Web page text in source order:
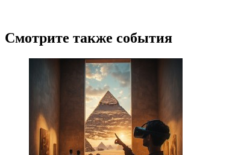
Смотрите также события